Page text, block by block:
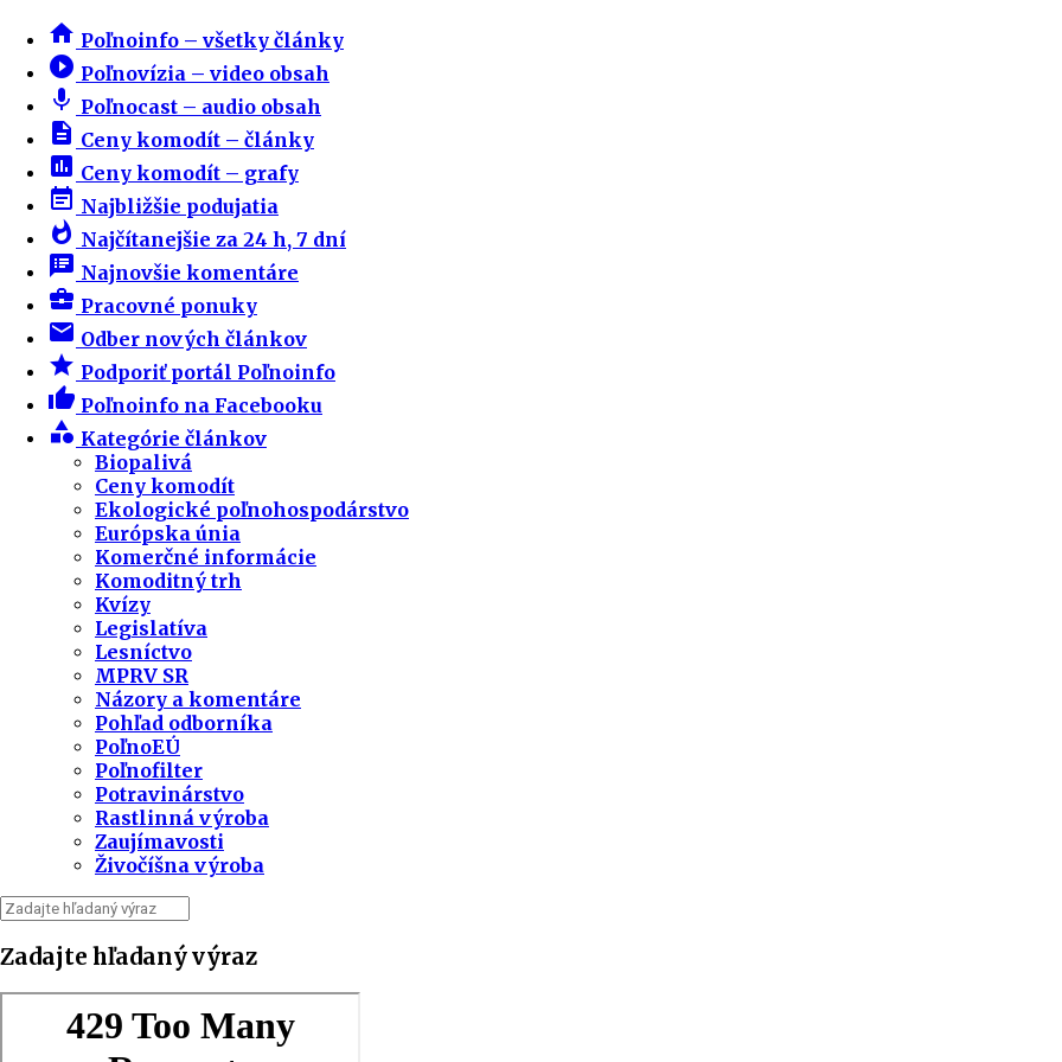
home Poľnoinfo – všetky články
play_circle_filled Poľnovízia – video obsah
mic Poľnocast – audio obsah
description Ceny komodít – články
insert_chart Ceny komodít – grafy
event_note Najbližšie podujatia
whatshot Najčítanejšie za 24 h, 7 dní
speaker_notes Najnovšie komentáre
business_center Pracovné ponuky
email Odber nových článkov
star Podporiť portál Poľnoinfo
thumb_up Poľnoinfo na Facebooku
category Kategórie článkov
Biopalivá
Ceny komodít
Ekologické poľnohospodárstvo
Európska únia
Komerčné informácie
Komoditný trh
Kvízy
Legislatíva
Lesníctvo
MPRV SR
Názory a komentáre
Pohľad odborníka
PoľnoEÚ
Poľnofilter
Potravinárstvo
Rastlinná výroba
Zaujímavosti
Živočíšna výroba
Zadajte hľadaný výraz